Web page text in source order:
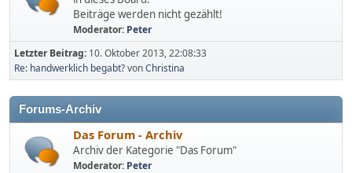
Beiträge werden nicht gezählt!
Moderator: Peter
Letzter Beitrag: 10. Oktober 2013, 22:08:33
Re: handwerklich begabt?vonChristina
Forums-Archiv
Das Forum - Archiv
Archiv der Kategorie "Das Forum"
Moderator: Peter